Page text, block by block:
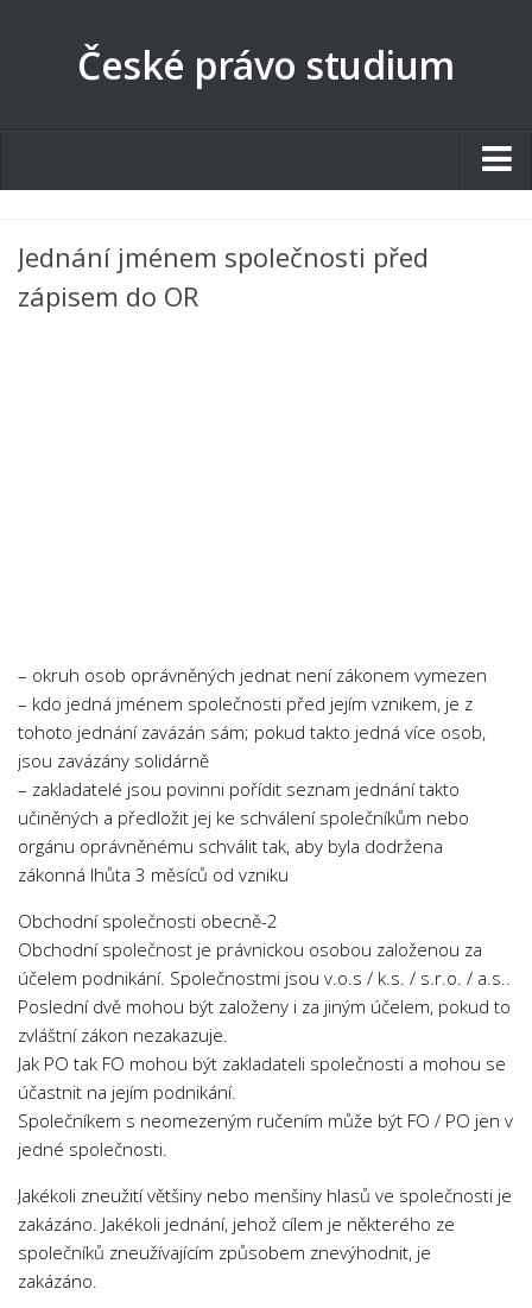
České právo studium
Tematické okruhy
Angličtina
Fyzika
Informatika
Jazyky
Management
Marketing
Němčina
Občanská nauka
Pedagogika
Právo
Psychologie a Sociologie
Společenské vědy
Technika
Účetnictví
Zdravotnictví
Zeměpis
Jednání jménem společnosti před
zápisem do OR
– okruh osob oprávněných jednat není zákonem vymezen
– kdo jedná jménem společnosti před jejím vznikem, je z
tohoto jednání zavázán sám; pokud takto jedná více osob,
jsou zavázány solidárně
– zakladatelé jsou povinni pořídit seznam jednání takto
učiněných a předložit jej ke schválení společníkům nebo
orgánu oprávněnému schválit tak, aby byla dodržena
zákonná lhůta 3 měsíců od vzniku
Obchodní společnosti obecně-2
Obchodní společnost je právnickou osobou založenou za
účelem podnikání. Společnostmi jsou v.o.s / k.s. / s.r.o. / a.s..
Poslední dvě mohou být založeny i za jiným účelem, pokud to
zvláštní zákon nezakazuje.
Jak PO tak FO mohou být zakladateli společnosti a mohou se
účastnit na jejím podnikání.
Společníkem s neomezeným ručením může být FO / PO jen v
jedné společnosti.
Jakékoli zneužití většiny nebo menšiny hlasů ve společnosti je
zakázáno. Jakékoli jednání, jehož cílem je některého ze
společníků zneužívajícím způsobem znevýhodnit, je
zakázáno.